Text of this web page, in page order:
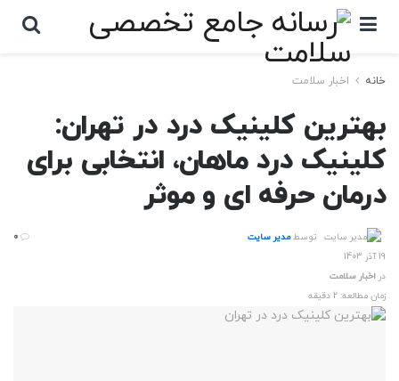
خانه اخبار سلامت
بهترین کلینیک درد در تهران:
کلینیک درد ماهان، انتخابی برای
درمان حرفه ای و موثر
توسط مدیر سایت
19 آذر 1403
در اخبار سلامت
زمان مطالعه: 2 دقیقه